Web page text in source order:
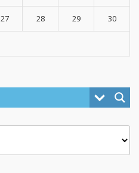
27 28 29 30